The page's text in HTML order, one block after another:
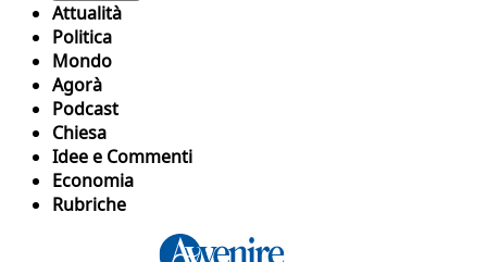
Attualità
Politica
Mondo
Agorà
Podcast
Chiesa
Idee e Commenti
Economia
Rubriche